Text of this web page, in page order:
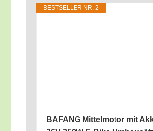
BEST­SEL­LER NR. 2
BAFANG Mit­tel­mo­tor mit